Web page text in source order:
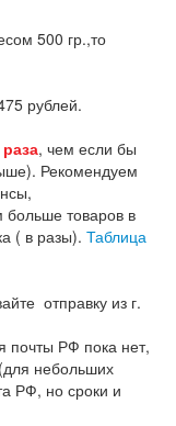
500 гр.,то
рублей.
, чем если бы
Рекомендуем
больше товаров в
( в разы). Таблица
отправку из г.
почты РФ пока нет,
(для небольших
РФ, но сроки и